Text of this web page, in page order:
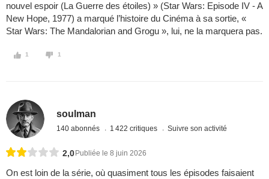
nouvel espoir (La Guerre des étoiles) » (Star Wars: Episode IV - A
New Hope, 1977) a marqué l’histoire du Cinéma à sa sortie, «
Star Wars: The Mandalorian and Grogu », lui, ne la marquera pas.
1 1
soulman
140 abonnés 1 422 critiques Suivre son activité
2,0 Publiée le 8 juin 2026
On est loin de la série, où quasiment tous les épisodes faisaient